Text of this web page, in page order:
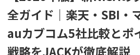
全ガイド｜楽天・SBI・
auカブコム5社比較とポ
戦略をJACKが徹底解説